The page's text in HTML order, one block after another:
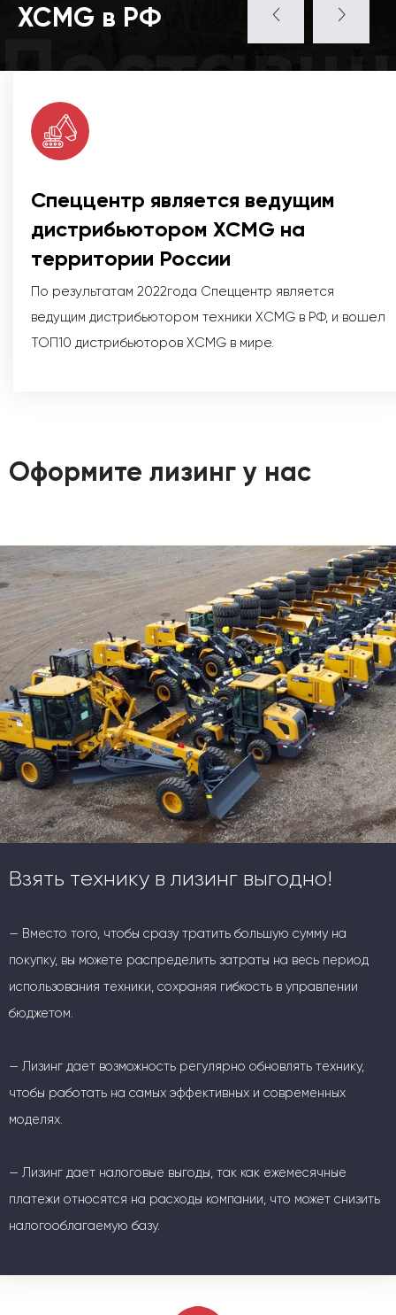
XCMG в РФ
Спеццентр является ведущим
дистрибьютором XCMG на
территории России
По результатам 2022года Спеццентр является
ведущим дистрибьютором техники XCMG в РФ, и вошел
ТОП10 дистрибьюторов XCMG в мире.
Оформите лизинг у нас
Взять технику в лизинг выгодно!
— Вместо того, чтобы сразу тратить большую сумму на
покупку, вы можете распределить затраты на весь период
использования техники, сохраняя гибкость в управлении
бюджетом.
— Лизинг дает возможность регулярно обновлять технику,
чтобы работать на самых эффективных и современных
моделях.
— Лизинг дает налоговые выгоды, так как ежемесячные
платежи относятся на расходы компании, что может снизить
налогооблагаемую базу.